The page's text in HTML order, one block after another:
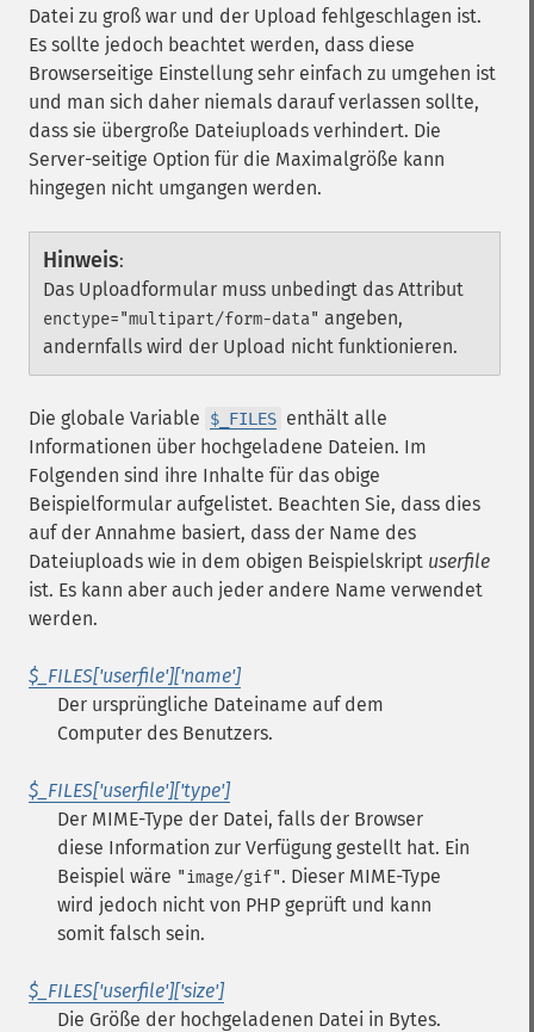
Datei zu groß war und der Upload fehlgeschlagen ist.
Es sollte jedoch beachtet werden, dass diese
Browserseitige Einstellung sehr einfach zu umgehen ist
und man sich daher niemals darauf verlassen sollte,
dass sie übergroße Dateiuploads verhindert. Die
Server-seitige Option für die Maximalgröße kann
hingegen nicht umgangen werden.
Hinweis:
Das Uploadformular muss unbedingt das Attribut
enctype="multipart/form-data" angeben,
andernfalls wird der Upload nicht funktionieren.
Die globale Variable $_FILES enthält alle
Informationen über hochgeladene Dateien. Im
Folgenden sind ihre Inhalte für das obige
Beispielformular aufgelistet. Beachten Sie, dass dies
auf der Annahme basiert, dass der Name des
Dateiuploads wie in dem obigen Beispielskript userfile
ist. Es kann aber auch jeder andere Name verwendet
werden.
$_FILES['userfile']['name']
Der ursprüngliche Dateiname auf dem
Computer des Benutzers.
$_FILES['userfile']['type']
Der MIME-Type der Datei, falls der Browser
diese Information zur Verfügung gestellt hat. Ein
Beispiel wäre "image/gif". Dieser MIME-Type
wird jedoch nicht von PHP geprüft und kann
somit falsch sein.
$_FILES['userfile']['size']
Die Größe der hochgeladenen Datei in Bytes.